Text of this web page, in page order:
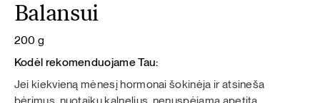
Balansui
200 g
Kodėl rekomenduojame Tau:
Jei kiekvieną mėnesį hormonai šokinėja ir atsineša